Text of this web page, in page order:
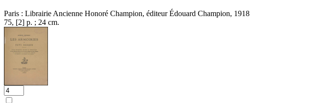
Paris : Librairie Ancienne Honoré Champion, éditeur Édouard Champion, 1918
75, [2] p. ; 24 cm.